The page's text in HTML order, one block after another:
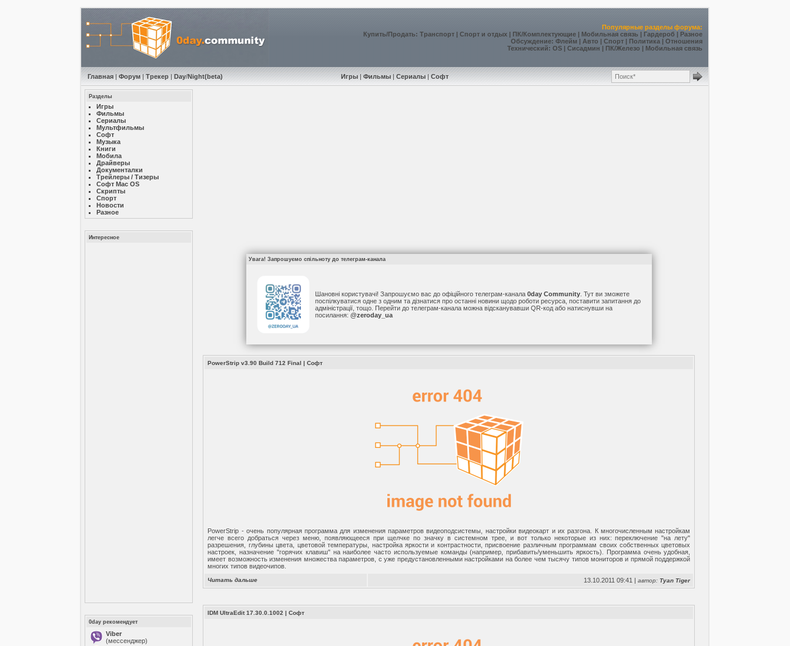
Популярные разделы форума:
Купить/Продать:Транспорт |Спорт и отдых |ПК/Комплектующие |Мобильная связь | Гардероб |Разное
Обсуждение:Флейм | Авто |Спорт | Политика |Отношения
Технический:OS |Сисадмин | ПК/Железо | Мобильная связь
Главная |Форум |Трекер |Day/Night(beta) Игры |Фильмы |Сериалы |Софт
Разделы
Игры
Фильмы
Сериалы
Мультфильмы
Софт
Музыкa
Книги
Мобила
Драйверы
Документалки
Трейлеры / Тизеры
Софт Mac OS
Скрипты
Спорт
Новости
Разное
Интересное
0day рекомендует
Viber
(мессенджер)
Увага! Запрошуємо спільноту до телеграм-канала
Шановні користувачі! Запрошуємо вас до офіційного телеграм-канала 0day Community. Тут ви зможете
поспілкуватися одне з одним та дізнатися про останні новини щодо роботи ресурса, поставити запитання до
адміністрації, тощо. Перейти до телеграм-канала можна відсканувавши QR-код або натиснувши на
посилання: @zeroday_ua
PowerStrip v3.90 Build 712 Final |Софт
PowerStrip - очень популярная программа для изменения параметров видеоподсистемы, настройки видеокарт и их разгона. К многочисленным настройкам
легче всего добраться через меню, появляющееся при щелчке по значку в системном трее, и вот только некоторые из них: переключение "на лету"
разрешения, глубины цвета, цветовой температуры, настройка яркости и контрастности, присвоение различным программам своих собственных цветовых
настроек, назначение "горячих клавиш" на наиболее часто используемые команды (например, прибавить/уменьшить яркость). Программа очень удобная,
имеет возможность изменения множества параметров, с уже предустановленными настройками на более чем тысячу типов мониторов и прямой поддержкой
многих типов видеочипов.
Читать дальше 13.10.2011 09:41 |автор:Tyan Tiger
IDM UltraEdit 17.30.0.1002 |Софт